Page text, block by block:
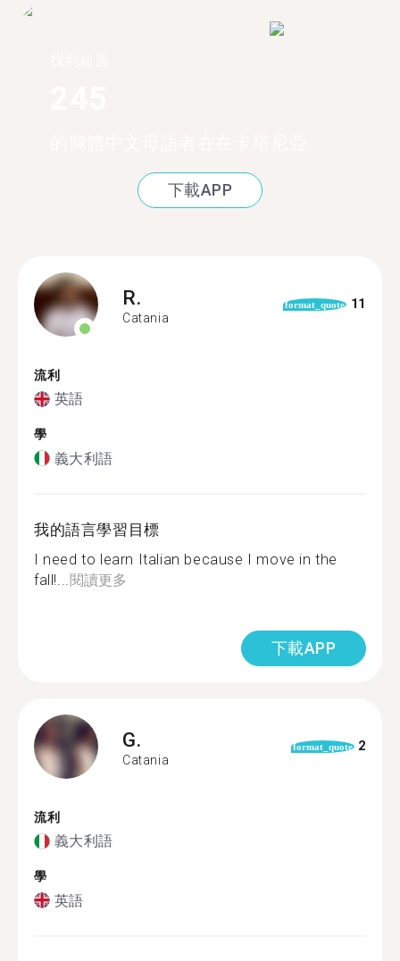
下載APP
R.
Catania
format_quote 11
流利
英語
學
義大利語
我的語言學習目標
I need to learn Italian because I move in the
fall!... 閱讀更多
下載APP
G.
Catania
format_quote 2
流利
義大利語
學
英語